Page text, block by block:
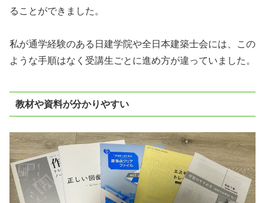
ることができました。
私が通学経験のある日建学院や全日本建築士会には、この
ような手順はなく受講生ごとに進め方が違っていました。
教材や資料が分かりやすい